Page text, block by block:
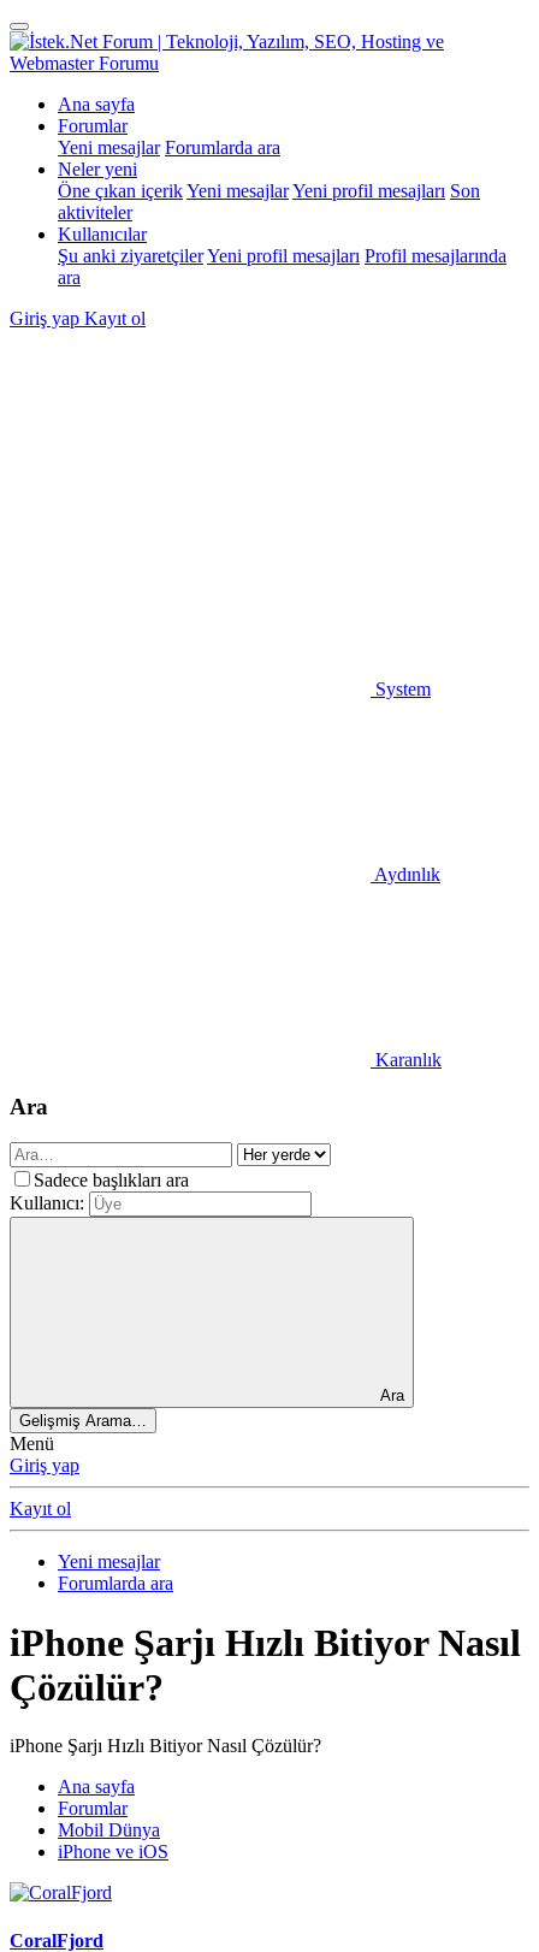
Ana sayfa
Forumlar
Yeni mesajlar Forumlarda ara
Neler yeni
Öne çıkan içerikYeni mesajlarYeni profil mesajları Son
aktiviteler
Kullanıcılar
Şu anki ziyaretçilerYeni profil mesajları Profil mesajlarında
ara
Giriş yap Kayıt ol
System
Aydınlık
Karanlık
Ara
Sadece başlıkları ara
Kullanıcı:
Ara
Gelişmiş Arama…
Menü
Giriş yap
Kayıt ol
Yeni mesajlar
Forumlarda ara
iPhone Şarjı Hızlı Bitiyor Nasıl
Çözülür?
iPhone Şarjı Hızlı Bitiyor Nasıl Çözülür?
Ana sayfa
Forumlar
Mobil Dünya
iPhone ve iOS
CoralFjord